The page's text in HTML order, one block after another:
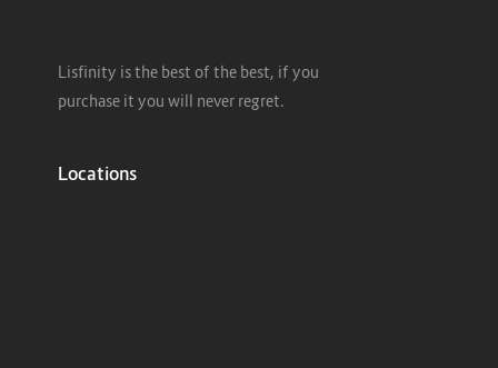
Lisfinity is the best of the best, if you
purchase it you will never regret.
Locations